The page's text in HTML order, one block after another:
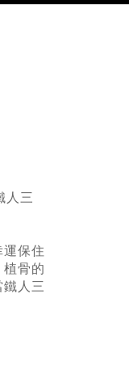
人三
保住
骨的
人三